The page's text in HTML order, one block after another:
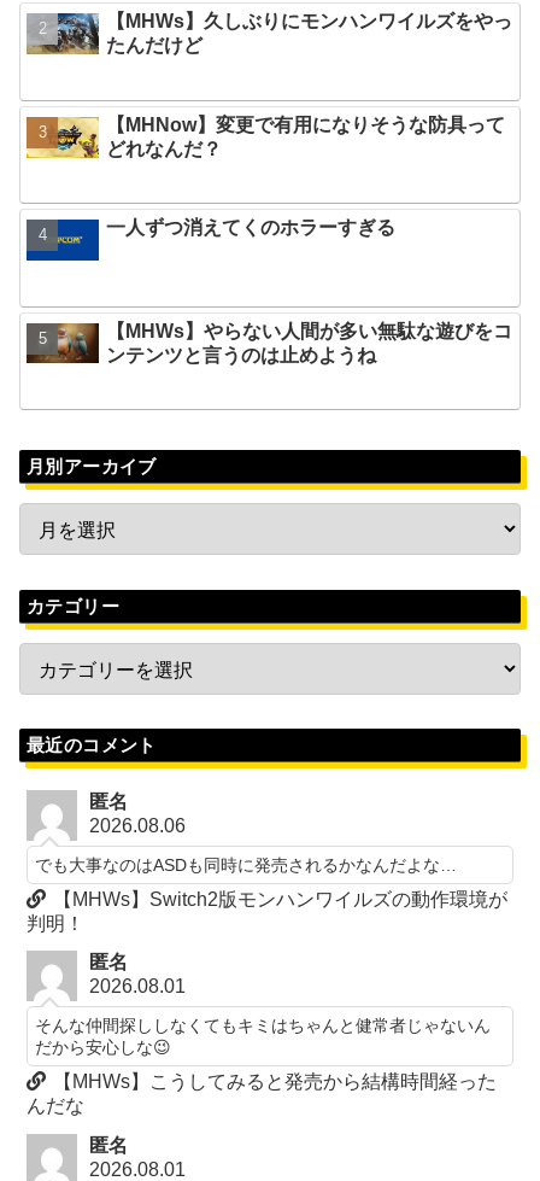
【MHWs】久しぶりにモンハンワイルズをやっ
たんだけど
【MHNow】変更で有用になりそうな防具って
どれなんだ？
一人ずつ消えてくのホラーすぎる
【MHWs】やらない人間が多い無駄な遊びをコ
ンテンツと言うのは止めようね
月別アーカイブ
カテゴリー
最近のコメント
匿名
2026.08.06
でも大事なのはASDも同時に発売されるかなんだよな…
【MHWs】Switch2版モンハンワイルズの動作環境が
判明！
匿名
2026.08.01
そんな仲間探ししなくてもキミはちゃんと健常者じゃないん
だから安心しな😉
【MHWs】こうしてみると発売から結構時間経った
んだな
匿名
2026.08.01